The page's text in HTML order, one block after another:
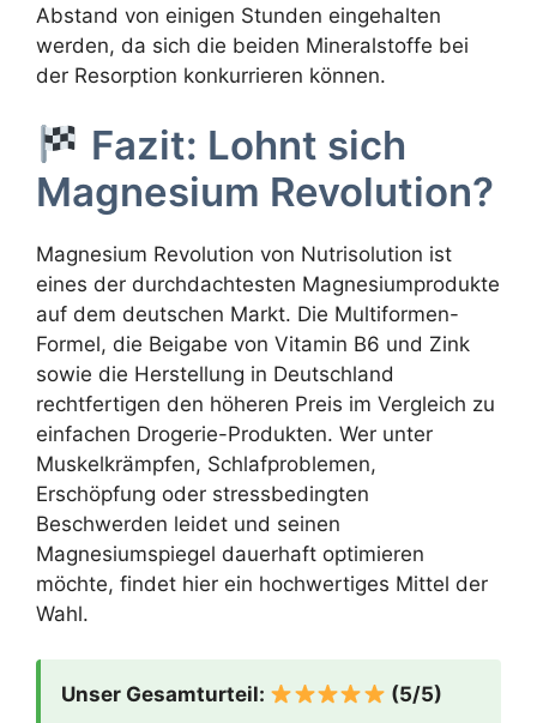
Abstand von einigen Stunden eingehalten
werden, da sich die beiden Mineralstoffe bei
der Resorption konkurrieren können.
Fazit: Lohnt sich
Magnesium Revolution?
Magnesium Revolution von Nutrisolution ist
eines der durchdachtesten Magnesiumprodukte
auf dem deutschen Markt. Die Multiformen-
Formel, die Beigabe von Vitamin B6 und Zink
sowie die Herstellung in Deutschland
rechtfertigen den höheren Preis im Vergleich zu
einfachen Drogerie-Produkten. Wer unter
Muskelkrämpfen, Schlafproblemen,
Erschöpfung oder stressbedingten
Beschwerden leidet und seinen
Magnesiumspiegel dauerhaft optimieren
möchte, findet hier ein hochwertiges Mittel der
Wahl.
Unser Gesamturteil: (5/5)